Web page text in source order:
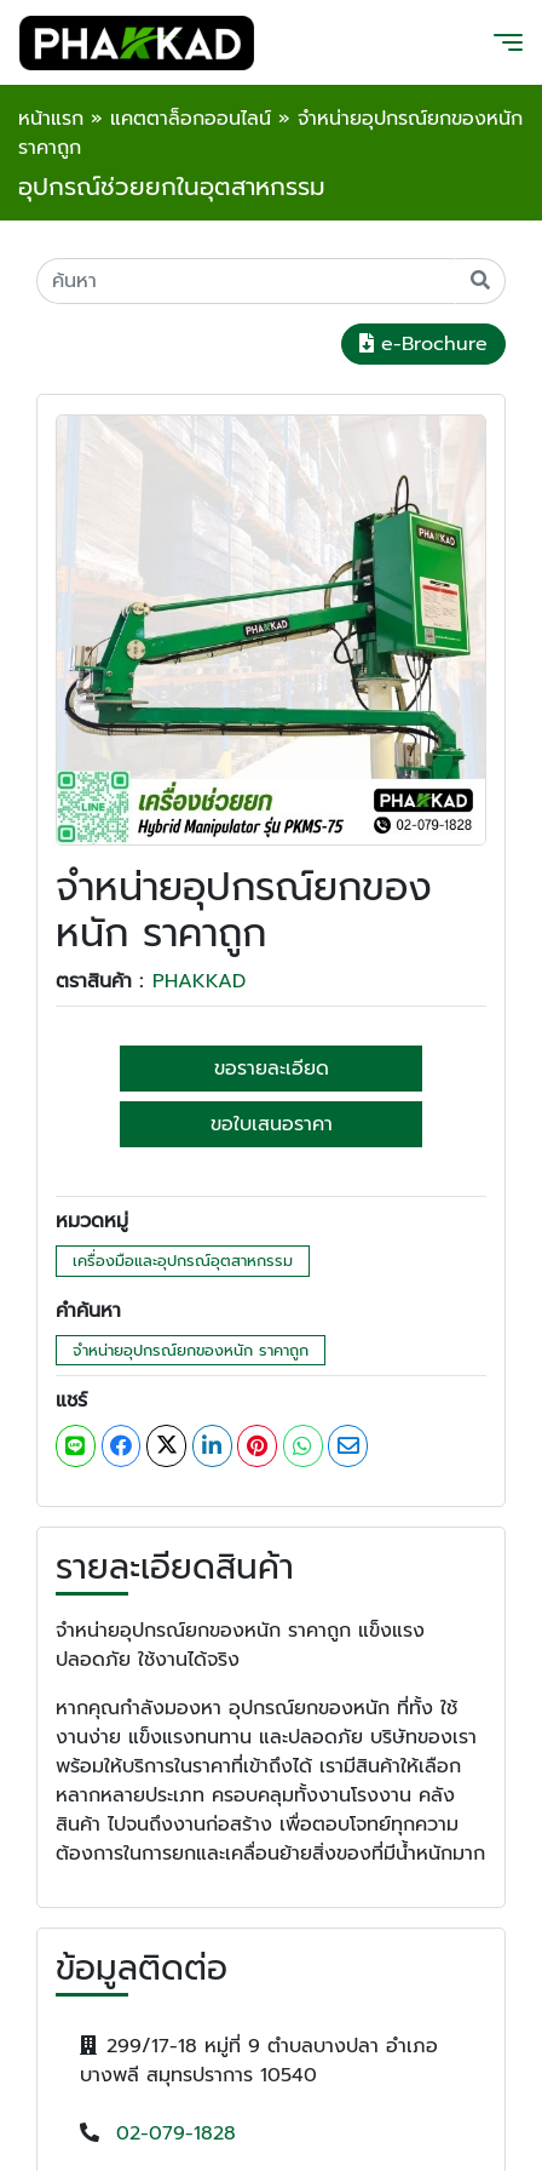
หน้าแรก » แคตตาล็อกออนไลน์ » จำหน่ายอุปกรณ์ยกของหนัก
ราคาถูก
อุปกรณ์ช่วยยกในอุตสาหกรรม
e-Brochure
จำหน่ายอุปกรณ์ยกของ
หนัก ราคาถูก
ตราสินค้า : PHAKKAD
ขอรายละเอียด
ขอใบเสนอราคา
หมวดหมู่
เครื่องมือและอุปกรณ์อุตสาหกรรม
คำค้นหา
จำหน่ายอุปกรณ์ยกของหนัก ราคาถูก
แชร์
รายละเอียดสินค้า
จำหน่ายอุปกรณ์ยกของหนัก ราคาถูก แข็งแรง
ปลอดภัย ใช้งานได้จริง
หากคุณกำลังมองหา อุปกรณ์ยกของหนัก ที่ทั้ง ใช้
งานง่าย แข็งแรงทนทาน และปลอดภัย บริษัทของเรา
พร้อมให้บริการในราคาที่เข้าถึงได้ เรามีสินค้าให้เลือก
หลากหลายประเภท ครอบคลุมทั้งงานโรงงาน คลัง
สินค้า ไปจนถึงงานก่อสร้าง เพื่อตอบโจทย์ทุกความ
ต้องการในการยกและเคลื่อนย้ายสิ่งของที่มีน้ำหนักมาก
ข้อมูลติดต่อ
299/17-18 หมู่ที่ 9 ตำบลบางปลา อำเภอ
บางพลี สมุทรปราการ 10540
02-079-1828